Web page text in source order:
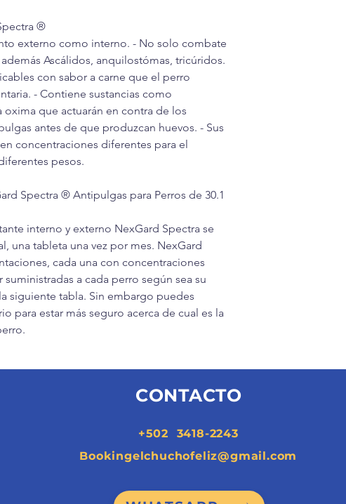
®
externo como interno. - No solo combate
Ascálidos, anquilostómas, tricúridos.
con sabor a carne que el perro
- Contiene sustancias como
que actuarán en contra de los
antes de que produzcan huevos. - Sus
concentraciones diferentes para el
pesos.
Spectra ® Antipulgas para Perros de 30.1
interno y externo NexGard Spectra se
una tableta una vez por mes. NexGard
cada una con concentraciones
a cada perro según sea su
siguiente tabla. Sin embargo puedes
para estar más seguro acerca de cual es la
CONTACTO
+502 3418-2243
Bookingelchuchofeliz@gmail.com